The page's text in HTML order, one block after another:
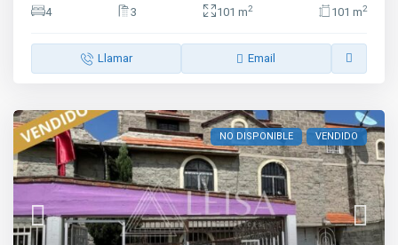
4 3 101 m2 101 m2
Llamar Email
NO DISPONIBLE VENDIDO